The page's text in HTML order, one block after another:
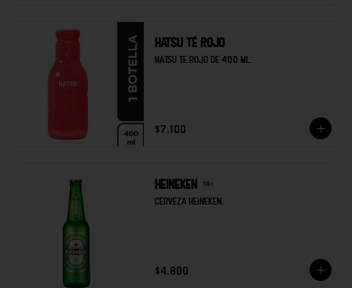
Hatsu té rojo
Hatsu te rojo de 400 ml.
$7.100
Heineken
Cerveza heineken.
$4.800